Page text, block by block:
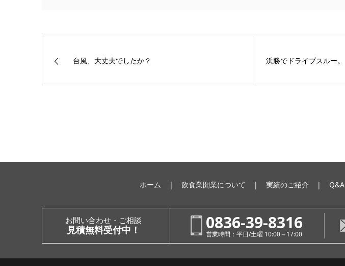
台風、大丈夫でしたか？ 浜勝でドライブスルー。
ホーム 飲食業開業について 実績のご紹介 Q&A
お問い合わせ・ご相談
見積無料受付中！ 0836-39-8316
営業時間：平日/土曜 10:00～17:00